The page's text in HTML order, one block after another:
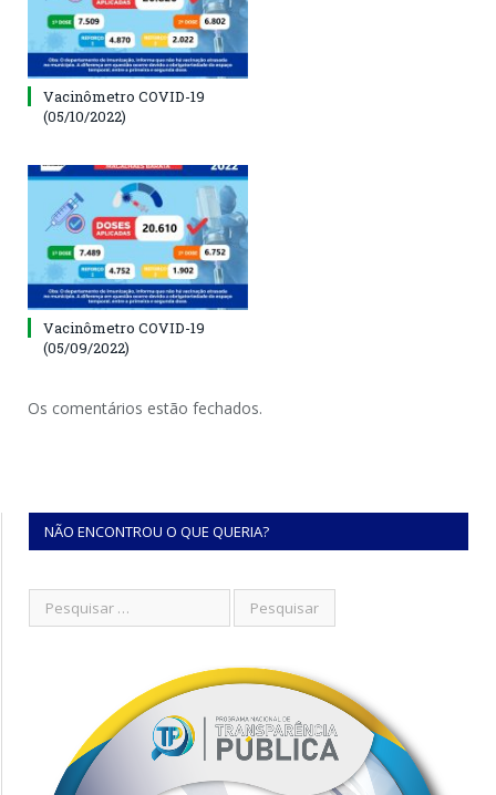
Vacinômetro COVID-19
(05/10/2022)
Vacinômetro COVID-19
(05/09/2022)
Os comentários estão fechados.
NÃO ENCONTROU O QUE QUERIA?